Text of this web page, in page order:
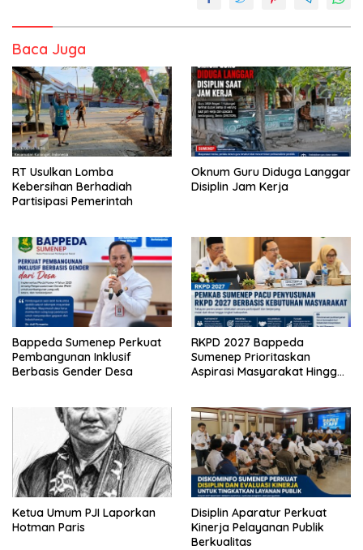
Baca Juga
RT Usulkan Lomba
Kebersihan Berhadiah
Partisipasi Pemerintah
Oknum Guru Diduga Langgar
Disiplin Jam Kerja
Bappeda Sumenep Perkuat
Pembangunan Inklusif
Berbasis Gender Desa
RKPD 2027 Bappeda
Sumenep Prioritaskan
Aspirasi Masyarakat Hingga
Ketua Umum PJI Laporkan
Hotman Paris
Disiplin Aparatur Perkuat
Kinerja Pelayanan Publik
Berkualitas